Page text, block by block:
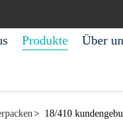
Produkte Über
> 18/410